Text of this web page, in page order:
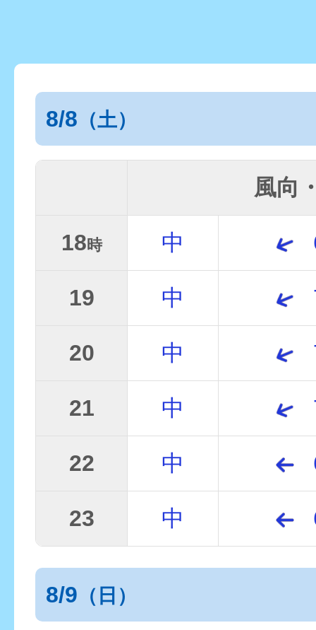
8/8 （土）
風向
18時 中
19 中
20 中
21 中
22 中
23 中
8/9 （日）